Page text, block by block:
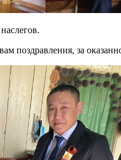
поздравления, за